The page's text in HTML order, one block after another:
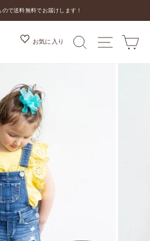
ラ
イ
ー
を
停
止
す
る
で送料無料でお届けします！
お気に入り 検索 MENU